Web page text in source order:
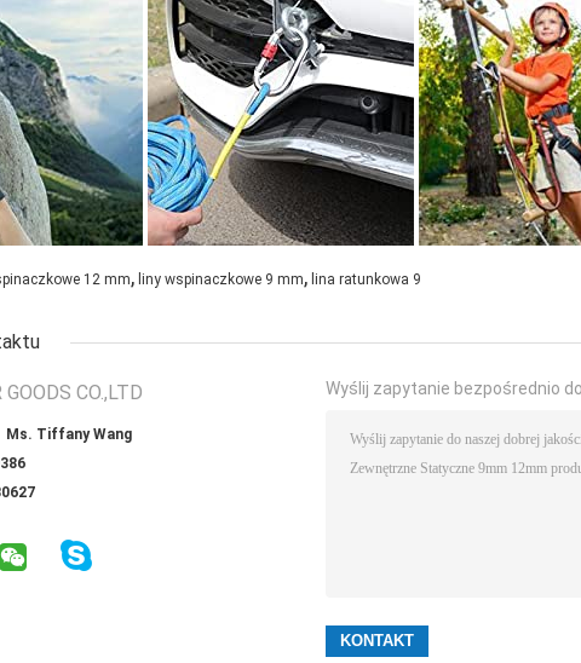
12 mm, liny wspinaczkowe 9 mm, lina ratunkowa 9
CO.,LTD
Ms. Tiffany Wang
Wyślij zapytanie bezpośrednio